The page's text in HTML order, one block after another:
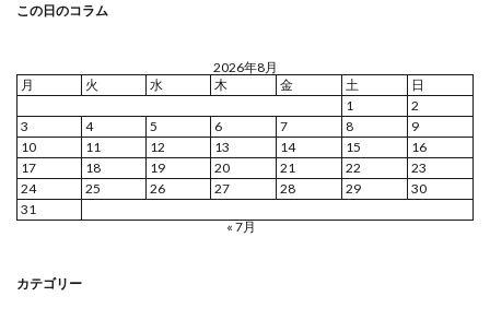
この日のコラム
2026年8月
月
火 水 木 金 土
日
1
2
3
4 5 6 7 8
9
10
11 12 13 14 15
16
17
18 19 20 21 22
23
24
25 26 27 28 29
30
31
« 7月
カテゴリー